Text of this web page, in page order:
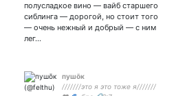
полусладкое вино — вайб старшего
сиблинга — дорогой, но стоит того
— очень нежный и добрый — с ним
лег…
пушōк
///////это я это тоже я///////